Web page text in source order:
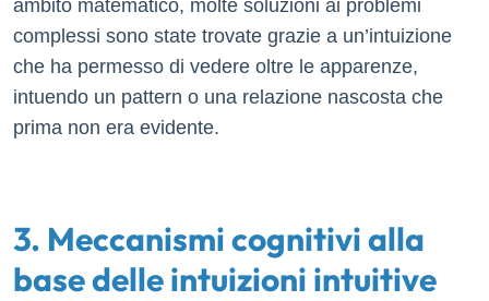
ambito matematico, molte soluzioni ai problemi
complessi sono state trovate grazie a un’intuizione
che ha permesso di vedere oltre le apparenze,
intuendo un pattern o una relazione nascosta che
prima non era evidente.
3. Meccanismi cognitivi alla
base delle intuizioni intuitive